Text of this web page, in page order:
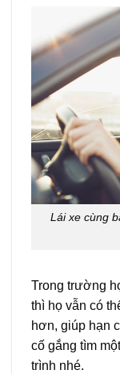
Lái xe cùng
Trong trường
thì họ vẫn có
hơn, giúp hạn
cố gắng tìm
trình nhé.